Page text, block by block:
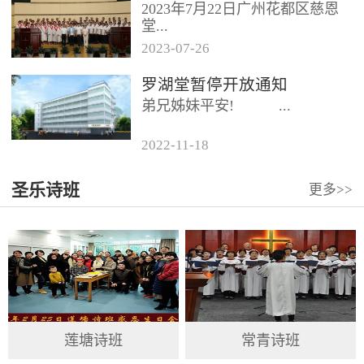
2023年7月22日广州花都区慈恩
堂...
联合诗班在叶海莲牧师的带领
下，先后到访基督教和平堂、深
圳堂。 上午和平堂教...
2023-07-26
罗湖堂暂停开放通知
弟兄姊妹平安! ...
2022-11-18
圣乐诗班 更多>>
莲塘诗班 常青诗班